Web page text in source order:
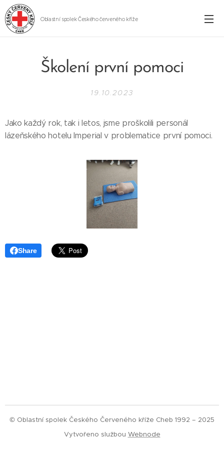
Oblastní spolek Českého červeného kříže
Školení první pomoci
19.10.2023
Jako každý rok, tak i letos, jsme proškolili personál
lázeňského hotelu Imperial v problematice první pomoci.
Share
© Oblastní spolek Českého Červeného kříže Cheb 1992 – 2025
Vytvořeno službou Webnode